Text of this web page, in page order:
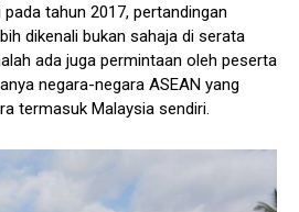
tahun 2017, pertandingan
dikenali bukan sahaja di serata
ada juga permintaan oleh peserta
negara-negara ASEAN yang
termasuk Malaysia sendiri.